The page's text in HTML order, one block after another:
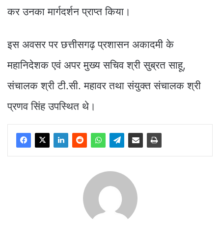
कर उनका मार्गदर्शन प्राप्त किया।
इस अवसर पर छत्तीसगढ़ प्रशासन अकादमी के
महानिदेशक एवं अपर मुख्य सचिव श्री सुब्रत साहू,
संचालक श्री टी.सी. महावर तथा संयुक्त संचालक श्री
प्रणव सिंह उपस्थित थे।